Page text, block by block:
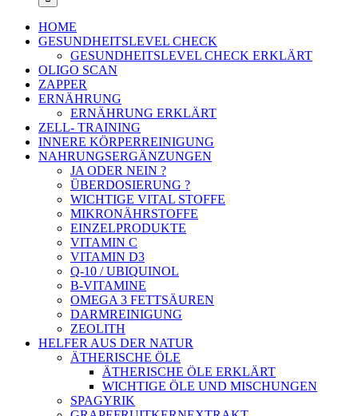
HOME
GESUNDHEITSLEVEL CHECK
GESUNDHEITSLEVEL CHECK ERKLÄRT
OLIGO SCAN
ZAPPER
ERNÄHRUNG
ERNÄHRUNG ERKLÄRT
ZELL- TRAINING
INNERE KÖRPERREINIGUNG
NAHRUNGSERGÄNZUNGEN
JA ODER NEIN ?
ÜBERDOSIERUNG ?
WICHTIGE VITAL STOFFE
MIKRONÄHRSTOFFE
EINZELPRODUKTE
VITAMIN C
VITAMIN D3
Q-10 / UBIQUINOL
B-VITAMINE
OMEGA 3 FETTSÄUREN
DARMREINIGUNG
ZEOLITH
HELFER AUS DER NATUR
ÄTHERISCHE ÖLE
ÄTHERISCHE ÖLE ERKLÄRT
WICHTIGE ÖLE UND MISCHUNGEN
SPAGYRIK